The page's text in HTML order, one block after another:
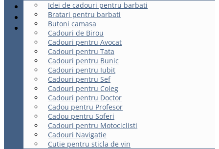
Idei de cadouri pentru barbati
Bratari pentru barbati
Butoni camasa
Cadouri de Birou
Cadouri pentru Avocat
Cadouri pentru Tata
Cadouri pentru Bunic
Cadouri pentru Iubit
Cadouri pentru Sef
Cadouri pentru Coleg
Cadouri pentru Doctor
Cadou pentru Profesor
Cadou pentru Soferi
Cadouri pentru Motociclisti
Cadouri Navigatie
Cutie pentru sticla de vin